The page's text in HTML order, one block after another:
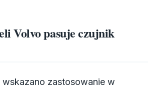
Volvo pasuje czujnik
zastosowanie w